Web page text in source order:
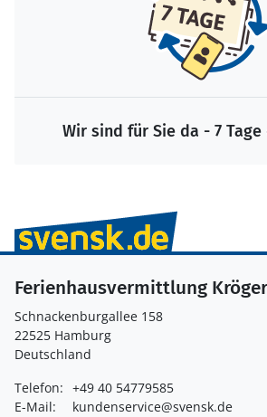
Wir sind für Sie da - 7 Tage
Ferienhausvermittlung
Schnackenburgallee 158
22525 Hamburg
Deutschland
Telefon: +49 40 54779585
E-Mail:
kundenservice@svensk.de